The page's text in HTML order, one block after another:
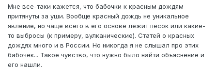
Мне все-таки кажется, что бабочки к красным дождям
притянуты за уши. Вообще красный дождь не уникальное
явление, но чаще всего в его основе лежит песок или какие-
то выбросы (к примеру, вулканические). Статей о красных
дождях много и в России. Но никогда я не слышал про этих
бабочек... Такое чувство, что нужно было найти объяснение и
его нашли.